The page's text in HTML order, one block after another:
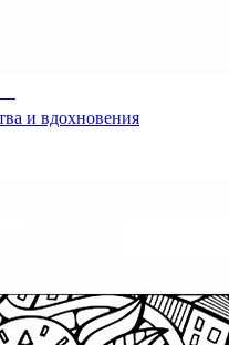
и вдохновения